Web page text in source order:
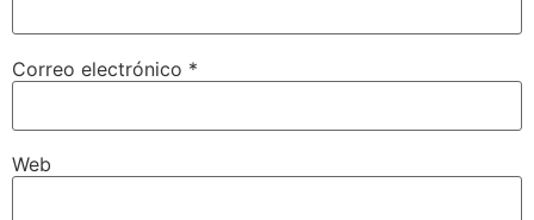
Correo electrónico *
Web